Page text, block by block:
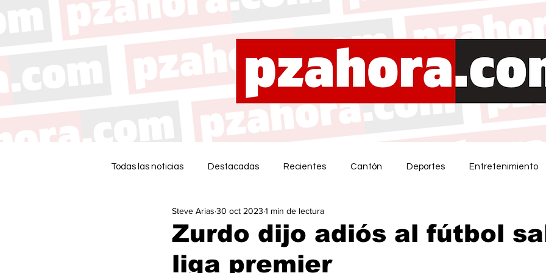
Todas las noticias Destacadas Recientes Cantón Deportes Entretenimiento
Zurdo dijo adiós al fútbol
liga premier
Steve Arias 30 oct 2023 1 min de lectura